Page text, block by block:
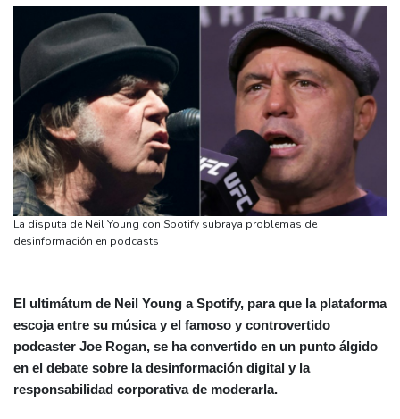
La disputa de Neil Young con Spotify subraya problemas de
desinformación en podcasts
El ultimátum de Neil Young a Spotify, para que la plataforma
escoja entre su música y el famoso y controvertido
podcaster Joe Rogan, se ha convertido en un punto álgido
en el debate sobre la desinformación digital y la
responsabilidad corporativa de moderarla.